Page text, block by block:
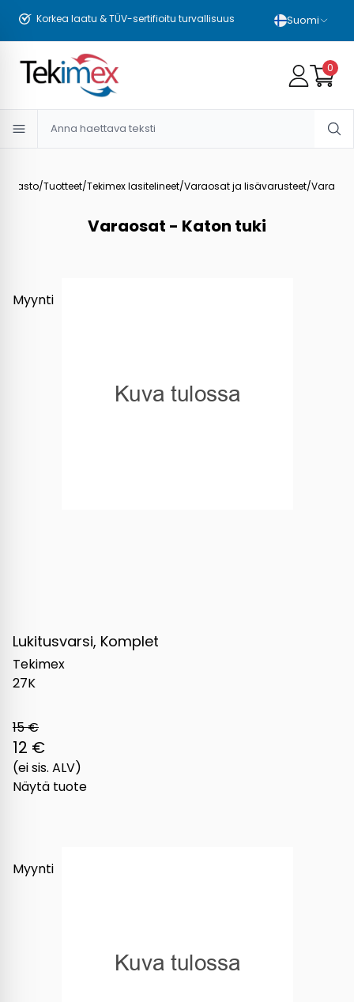
Räätälöity ajoneuvollesi ja tarpeisiisi Suomi
0
/Tuotteet/Tekimex lasitelineet/Varaosat ja lisävarusteet/
Varaosat - Katon tuki
Myynti
Lukitusvarsi, Komplet
Tekimex
27K
15 €
12 €
(ei sis. ALV)
Näytä tuote
Myynti